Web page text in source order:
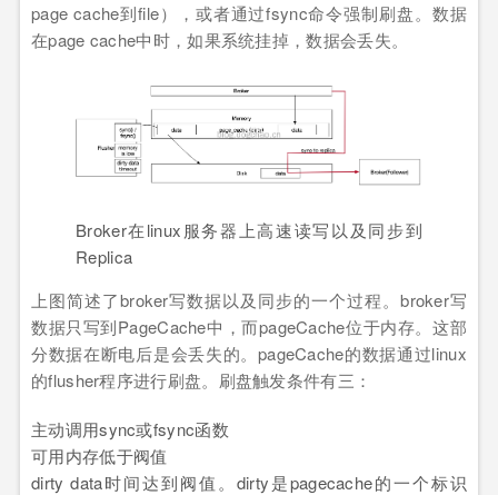
page cache到file），或者通过fsync命令强制刷盘。数据
在page cache中时，如果系统挂掉，数据会丢失。
Broker在linux服务器上高速读写以及同步到
Replica
上图简述了broker写数据以及同步的一个过程。broker写
数据只写到PageCache中，而pageCache位于内存。这部
分数据在断电后是会丢失的。pageCache的数据通过linux
的flusher程序进行刷盘。刷盘触发条件有三：
主动调用sync或fsync函数
可用内存低于阀值
dirty data时间达到阀值。dirty是pagecache的一个标识